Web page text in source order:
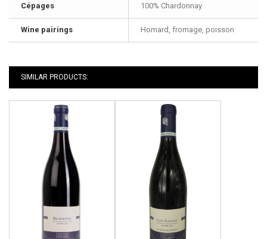
Cépages 100% Chardonnay
Wine pairings Homard, fromage, poisson
SIMILAR PRODUCTS: